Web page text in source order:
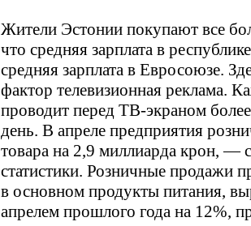
Жители Эстонии покупают все
что средняя зарплата в
средняя зарплата в Евросоюзе.
фактор телевизионная реклама.
проводит перед ТВ-экраном
день. В апреле предприятия
товара на 2,9 миллиарда крон, —
статистики. Розничные продажи
в основном продукты питания,
апрелем прошлого года на 12%,